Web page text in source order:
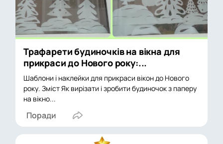
Трафарети будиночків на вікна для
прикраси до Нового року:...
Шаблони і наклейки для прикраси вікон до Нового
року. Зміст Як вирізати і зробити будиночок з паперу
на вікно...
Поради